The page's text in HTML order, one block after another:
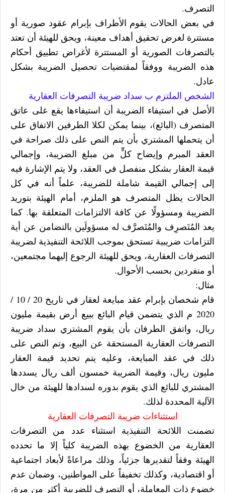
التصرف.
في بعض الحالات يقوم الأطراف بإبرام عقود صورية أو
مستترة لغرض تحقيق أهداف معينة، ويحق للهيئة أن تعتد
بالتصرفات الصورية أو المستترة لأغراض تطبيق أحكام
هذه الضريبة ووفقاً لمقتضيات تحصيل الضريبة بشكل
عادل.
الشخص الملتزم ب سداد ضريبة التصرفات العقارية
الأصل في استيفاء الضريبة أن استيفاءها يقع على عاتق
المتصرف (البائع)، بينما يمكن لكلا الطرفين الاتفاق على
أن يتحملها المشتري بأن يتم النص على ذلك صراحة في
العقد المبرم وإيضاح كلٍّ من مبلغ الضريبة، وإجمالي
قيمة العقار بشكل منفصل في العقد، ولا يتم الإشارة فيه
إلى إجمالي القيمة شاملة للضريبة، علماً أنه في كل
الحالات يظل المتصرف هو الملزم، أمام الهيئة بتوريد
الضريبة ومسؤولًا عن كافة الالتزامات المتعلقة بها. كما
يعد المُتَصرِف والمُتَصرَّف له مسؤولَين بالتضامن عن أية
التزامات ضريبية تستحق بموجب اللائحة التنفيذية لضريبة
التصرفات العقارية، ويحق للهيئة الرجوع إليهما مجتمعين،
أو منفردين بحسب الأحوال.
مثال:
قام شخصان بإبرام عقد مبايعة لعقار في تاريخ 20 / 10 /
2020 م الذي يتضمن قيام البائع ببيع أرض بقيمة مليون
ريال، واتفق الطرفان بأن يقوم المشتري سداد ضريبة
التصرفات العقارية المستحقة عن البيع، وتم النص على
ذلك في عقد المبايعة، وعليه يتم تحديد قيمة العقار
مليون ريال، وقيمة الضريبة خمسون ألف ريال يسددها
المشتري للبائع الذي يقوم بدوره لسدادها للهيئة من خال
الآلية المحددة لذلك.
استثناءات ضريبة التصرفات العقارية
تضمنت اللائحة التنفيذية استثناء عدد من التصرفات
العقارية من الخضوع بهذه الضريبة كلياً إلا ما تحدده
الهيئة وفقاً لتقديرها جزئياً، وذلك مراعاةً لأبعاد اجتماعية
أو اقتصادية، وكذلك تخفيفاً على المواطنين، وضمان عدم
خضوع ذات المعاملة، أو التصرف للضريبة أكثر من مرة،